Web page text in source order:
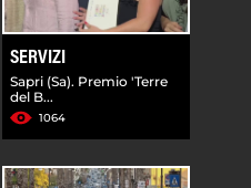
SERVIZI
Sapri (Sa). Premio 'Terre
del B...
1064